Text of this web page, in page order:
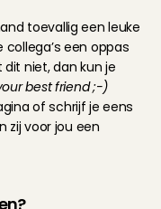
toevallig een leuke
een oppas
niet, dan kun je
best friend ;-)
of schrijf je eens
zij voor jou een